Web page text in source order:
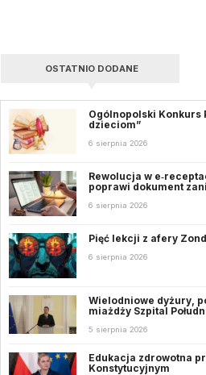
OSTATNIO DODANE
Ogólnopolski Konkurs
dzieciom”
6 sierpnia 2026
Rewolucja w
poprawi dokument
6 sierpnia 2026
Pięć lekcji z afery
6 sierpnia 2026
Wielodniowe dyżury,
miażdży Szpital
5 sierpnia 2026
Edukacja zdrowotna
Konstytucyjnym